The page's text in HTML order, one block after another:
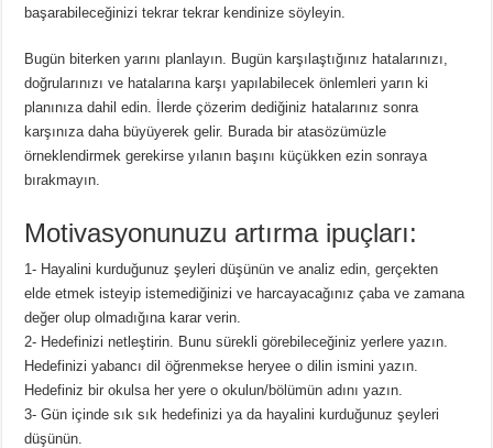
başarabileceğinizi tekrar tekrar kendinize söyleyin.
Bugün biterken yarını planlayın. Bugün karşılaştığınız hatalarınızı,
doğrularınızı ve hatalarına karşı yapılabilecek önlemleri yarın ki
planınıza dahil edin. İlerde çözerim dediğiniz hatalarınız sonra
karşınıza daha büyüyerek gelir. Burada bir atasözümüzle
örneklendirmek gerekirse yılanın başını küçükken ezin sonraya
bırakmayın.
Motivasyonunuzu artırma ipuçları:
1- Hayalini kurduğunuz şeyleri düşünün ve analiz edin, gerçekten
elde etmek isteyip istemediğinizi ve harcayacağınız çaba ve zamana
değer olup olmadığına karar verin.
2- Hedefinizi netleştirin. Bunu sürekli görebileceğiniz yerlere yazın.
Hedefinizi yabancı dil öğrenmekse heryee o dilin ismini yazın.
Hedefiniz bir okulsa her yere o okulun/bölümün adını yazın.
3- Gün içinde sık sık hedefinizi ya da hayalini kurduğunuz şeyleri
düşünün.